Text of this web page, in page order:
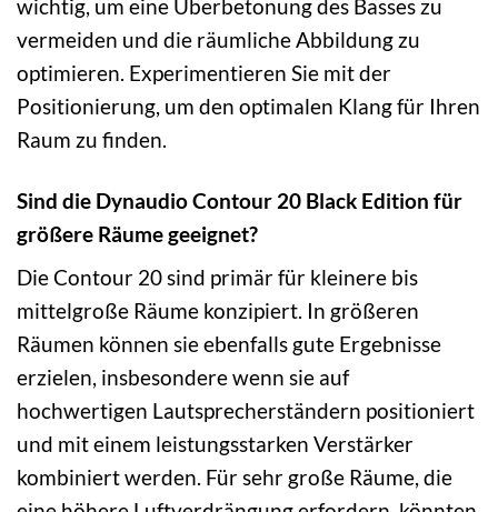
wichtig, um eine Überbetonung des Basses zu
vermeiden und die räumliche Abbildung zu
optimieren. Experimentieren Sie mit der
Positionierung, um den optimalen Klang für Ihren
Raum zu finden.
Sind die Dynaudio Contour 20 Black Edition für
größere Räume geeignet?
Die Contour 20 sind primär für kleinere bis
mittelgroße Räume konzipiert. In größeren
Räumen können sie ebenfalls gute Ergebnisse
erzielen, insbesondere wenn sie auf
hochwertigen Lautsprecherständern positioniert
und mit einem leistungsstarken Verstärker
kombiniert werden. Für sehr große Räume, die